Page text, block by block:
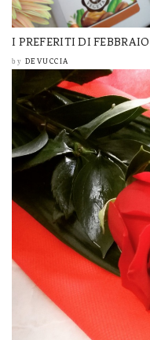
I PREFERITI DI FEBBRAIO
by DEVUCCIA